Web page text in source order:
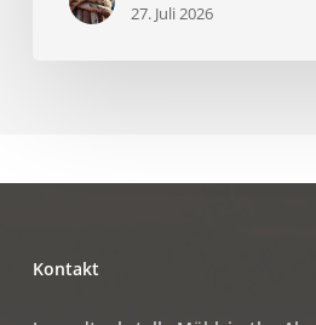
27. Juli 2026
Kontakt